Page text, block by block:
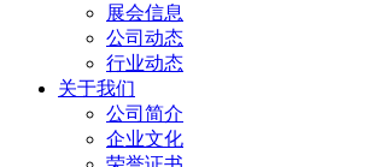
展会信息
公司动态
行业动态
关于我们
公司简介
企业文化